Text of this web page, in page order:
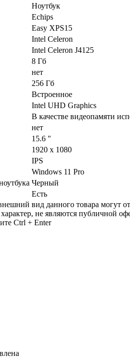
Ноутбук
Echips
Easy XPS15
Intel Celeron
Intel Celeron J4125
8 Гб
нет
256 Гб
Встроенное
Intel UHD Graphics
В качестве видеопамяти
нет
15.6 "
1920 x 1080
IPS
Windows 11 Pro
Черный
Есть
вид данного товара могут
не являются публичной
Ctrl + Enter